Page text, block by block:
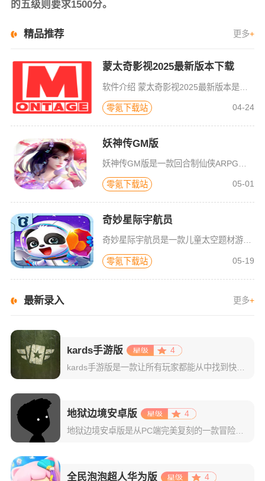
的五级则要求1500分。
精品推荐 更多+
蒙太奇影视2025最新版本下载
软件介绍 蒙太奇影视2025最新版本是一款全面升级的追剧看片软件。它整合了好多不同平台的影视资源，让我们不
零氪下载站 04-24
妖神传GM版
零氪下载站 05-01
奇妙星际宇航员
奇妙星际宇航员是一款儿童太空题材游戏，太空是什么样子？宇航员在空间站如何生活？小朋友们一定很好奇，游戏中包含了很多关于宇宙的百科知识，配合小游戏的玩法，可以让宝宝们在一遍玩耍中学习关于神秘宇宙的知识，
零氪下载站 05-19
最新录入 更多+
kards手游版
4
地狱边境安卓版
4
全民泡泡超人华为版
4